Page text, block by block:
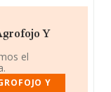
Y
el
Y